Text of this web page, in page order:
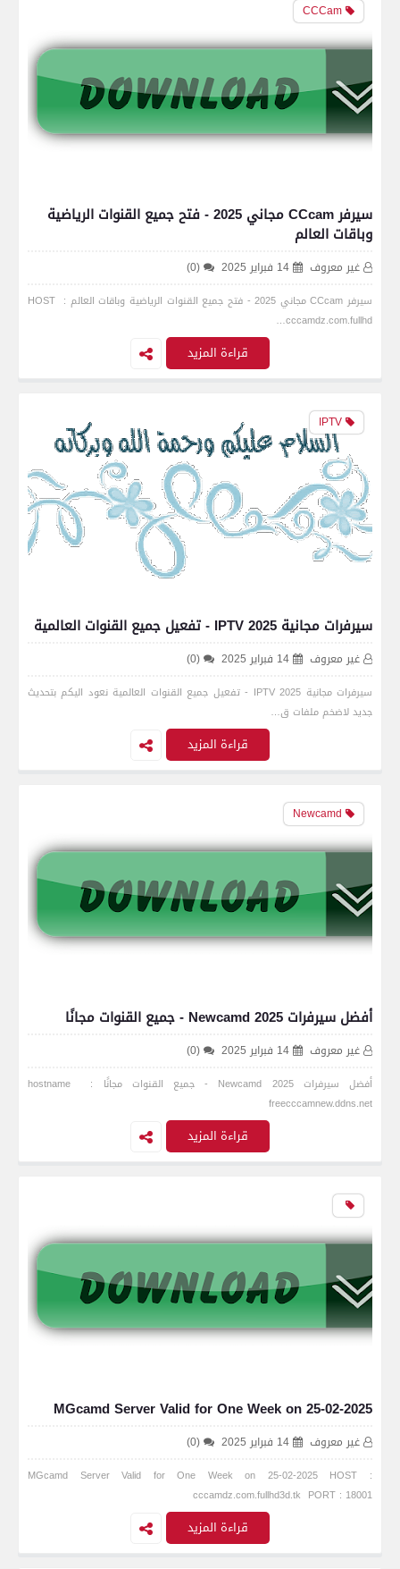
CCCam
سيرفر CCcam مجاني 2025 - فتح جميع القنوات الرياضية
وباقات العالم
غير معروف 14 فبراير 2025 (0)
سيرفر CCcam مجاني 2025 - فتح جميع القنوات الرياضية وباقات العالم HOST :
cccamdz.com.fullhd…
قراءة المزيد
IPTV
سيرفرات مجانية IPTV 2025 - تفعيل جميع القنوات العالمية
غير معروف 14 فبراير 2025 (0)
سيرفرات مجانية IPTV 2025 - تفعيل جميع القنوات العالمية نعود اليكم بتحديث
جديد لاضخم ملفات ق…
قراءة المزيد
Newcamd
أفضل سيرفرات Newcamd 2025 - جميع القنوات مجانًا
غير معروف 14 فبراير 2025 (0)
أفضل سيرفرات Newcamd 2025 - جميع القنوات مجانًا hostname :
freecccamnew.ddns.net
قراءة المزيد
MGcamd Server Valid for One Week on 25-02-2025
غير معروف 14 فبراير 2025 (0)
MGcamd Server Valid for One Week on 25-02-2025 HOST :
cccamdz.com.fullhd3d.tk PORT : 18001
قراءة المزيد